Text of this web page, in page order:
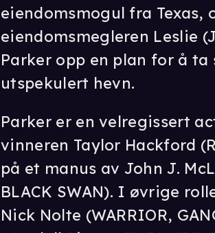
eiendomsmogul fra Texas,
eiendomsmegleren Leslie
Parker opp en plan for å
utspekulert hevn.
Parker er en velregissert
vinneren Taylor Hackford
på et manus av John J.
BLACK SWAN). I øvrige
Nick Nolte (WARRIOR,